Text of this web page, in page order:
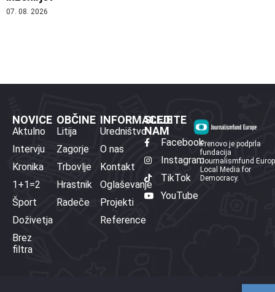
07. 08. 2026
NOVICE
Aktulno
Intervju
Kronika
1+1=2
Šport
Doživetja
Brez
filtra
OBČINE
Litija
Zagorje
Trbovlje
Hrastnik
Radeče
INFORMACIJE
Uredništvo
O nas
Kontakt
Oglaševanje
Projekti
Reference
SLEDITE
NAM
Facebook
Instagram
TikTok
YouTube
Prenovo je podprla
fundacija
Journalismfund
Local Media for
Democracy.